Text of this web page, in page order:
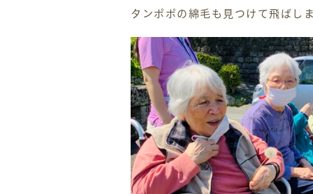
タンポポの綿毛も見つけて飛ばし